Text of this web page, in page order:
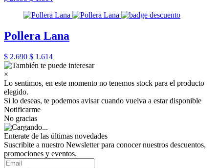
Pollera Lana
$ 2.690 $ 1.614
×
Lo sentimos, en este momento no tenemos stock para el producto
elegido.
Si lo deseas, te podemos avisar cuando vuelva a estar disponible
Notificarme
No gracias
Enterate de las últimas novedades
Suscribite a nuestro Newsletter para conocer nuestros descuentos,
promociones y eventos.